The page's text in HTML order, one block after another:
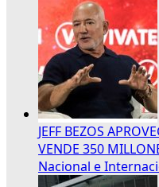
JEFF BEZOS
VENDE 350
Nacional e